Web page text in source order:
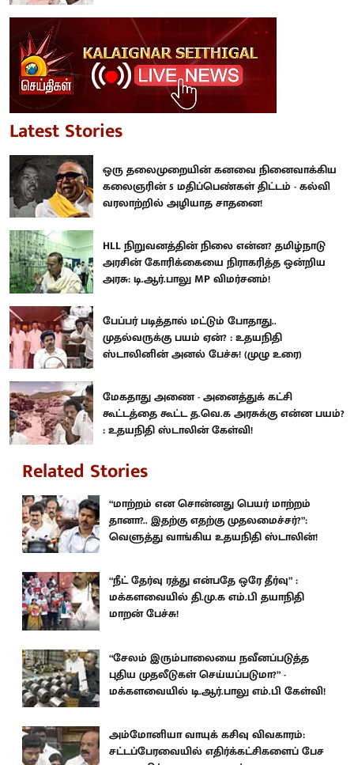
Latest Stories
ஒரு தலைமுறையின் கனவை நினைவாக்கிய
கலைஞரின் 5 மதிப்பெண்கள் திட்டம் - கல்வி
வரலாற்றில் அழியாத சாதனை!
HLL நிறுவனத்தின் நிலை என்ன? தமிழ்நாடு
அரசின் கோரிக்கையை நிராகரித்த ஒன்றிய
அரசு: டி.ஆர்.பாலு MP விமர்சனம்!
பேப்பர் படித்தால் மட்டும் போதாது..
முதல்வருக்கு பயம் ஏன்? : உதயநிதி
ஸ்டாலினின் அனல் பேச்சு! (முழு உரை)
மேகதாது அணை - அனைத்துக் கட்சி
கூட்டத்தை கூட்ட த.வெ.க அரசுக்கு என்ன பயம்?
: உதயநிதி ஸ்டாலின் கேள்வி!
Related Stories
“மாற்றம் என சொன்னது பெயர் மாற்றம்
தானா?.. இதற்கு எதற்கு முதலமைச்சர்?”:
வெளுத்து வாங்கிய உதயநிதி ஸ்டாலின்!
“நீட் தேர்வு ரத்து என்பதே ஒரே தீர்வு” :
மக்களவையில் தி.மு.க எம்.பி தயாநிதி
மாறன் பேச்சு!
“சேலம் இரும்பாலையை நவீனப்படுத்த
புதிய முதலீடுகள் செய்யப்படுமா?” -
மக்களவையில் டி.ஆர்.பாலு எம்.பி கேள்வி!
அம்மோனியா வாயுக் கசிவு விவகாரம்:
சட்டப்பேரவையில் எதிர்க்கட்சிகளைப் பேச